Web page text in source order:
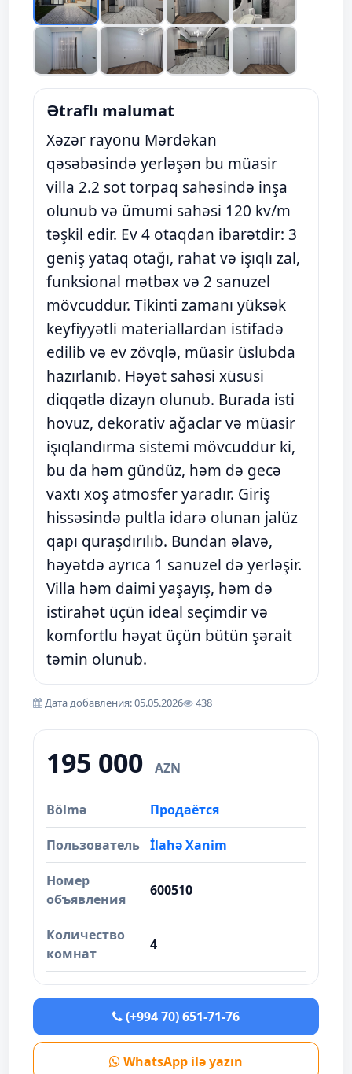
Ətraflı məlumat
Xəzər rayonu Mərdəkan
qəsəbəsində yerləşən bu müasir
villa 2.2 sot torpaq sahəsində inşa
olunub və ümumi sahəsi 120 kv/m
təşkil edir. Ev 4 otaqdan ibarətdir: 3
geniş yataq otağı, rahat və işıqlı zal,
funksional mətbəx və 2 sanuzel
mövcuddur. Tikinti zamanı yüksək
keyfiyyətli materiallardan istifadə
edilib və ev zövqlə, müasir üslubda
hazırlanıb. Həyət sahəsi xüsusi
diqqətlə dizayn olunub. Burada isti
hovuz, dekorativ ağaclar və müasir
işıqlandırma sistemi mövcuddur ki,
bu da həm gündüz, həm də gecə
vaxtı xoş atmosfer yaradır. Giriş
hissəsində pultla idarə olunan jalüz
qapı quraşdırılıb. Bundan əlavə,
həyətdə ayrıca 1 sanuzel də yerləşir.
Villa həm daimi yaşayış, həm də
istirahət üçün ideal seçimdir və
komfortlu həyat üçün bütün şərait
təmin olunub.
Дата добавления: 05.05.2026 438
195 000 AZN
Bölmə Продаётся
Пользователь İlahə Xanim
Номер
объявления
600510
Количество
комнат
4
(+994 70) 651-71-76
WhatsApp ilə yazın